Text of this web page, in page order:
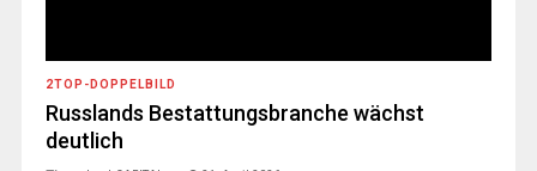
2TOP-DOPPELBILD
Russlands Bestattungsbranche wächst
deutlich